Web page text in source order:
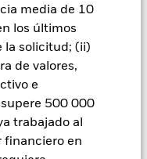
media de 10
los últimos
la solicitud; (ii)
de valores,
e
500 000
trabajado al
financiero en
puede ver afectado por
Entre otros
políticos, las
y los hechos
excluir a las
actividades
consiguiente, los
ética personal del
este. Este filtro ESG
de las inversiones del